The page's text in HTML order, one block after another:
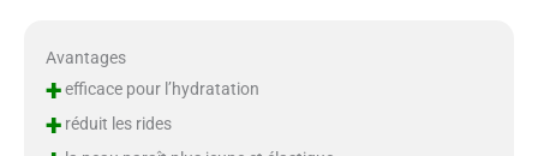
Avantages
+efficace pour l’hydratation
+réduit les rides